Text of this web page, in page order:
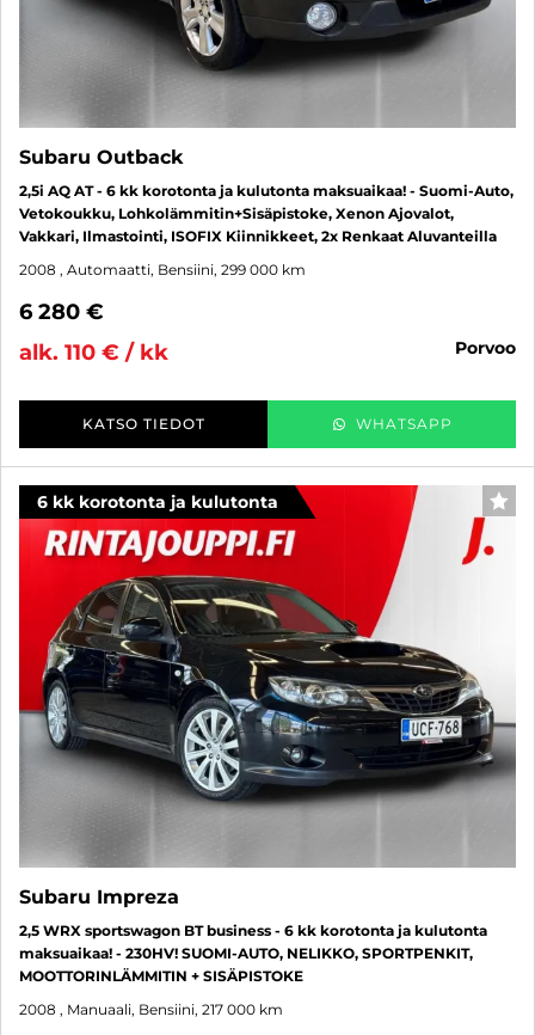
Subaru Outback
2,5i AQ AT - 6 kk korotonta ja kulutonta maksuaikaa! - Suomi-Auto,
Vetokoukku, Lohkolämmitin+Sisäpistoke, Xenon Ajovalot,
Vakkari, Ilmastointi, ISOFIX Kiinnikkeet, 2x Renkaat Aluvanteilla
2008 , Automaatti, Bensiini, 299 000 km
6 280 €
alk. 110 € / kk
porvoo
KATSO TIEDOT WHATSAPP
6 kk korotonta ja kulutonta
Subaru Impreza
2,5 WRX sportswagon BT business - 6 kk korotonta ja kulutonta
maksuaikaa! - 230HV! SUOMI-AUTO, NELIKKO, SPORTPENKIT,
MOOTTORINLÄMMITIN + SISÄPISTOKE
2008 , Manuaali, Bensiini, 217 000 km